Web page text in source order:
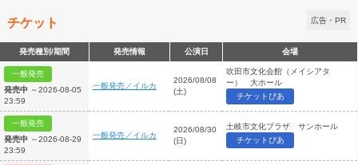
チケット 広告・PR
発売種別/期間 発売情報 公演日 会場
一般発売
発売中 ～2026-08-05
23:59
一般発売／イルカ
2026/08/08
(土)
吹田市文化会館（メイシアタ
ー） 大ホール
チケットぴあ
一般発売
発売中 ～2026-08-29
23:59
一般発売／イルカ
2026/08/30
(日)
土岐市文化プラザ サンホール
チケットぴあ